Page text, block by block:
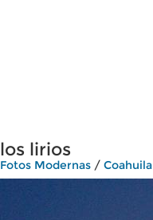
los lirios
Fotos Modernas / Coahuila